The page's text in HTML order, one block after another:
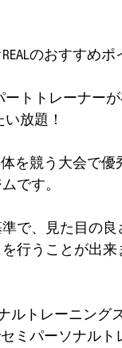
のおすすめ
ートトレーナー
放題！
体を競う大会で
です。
で、見た目の
行うことが出来
ルトレーニン
セミパーソナル